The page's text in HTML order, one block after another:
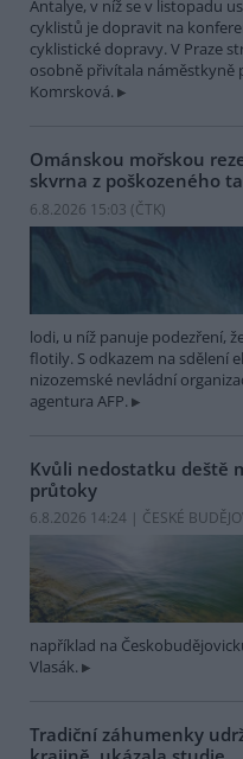
Antalye, v níž se v listopadu
cyklistů je dopravit na
cyklistické dopravy. V Praze
osobně přivítala náměstkyně
Komrsková.
Ománskou mořskou
skvrna z poškozeného
6.8.2026 15:03 (ČTK)
lodi, u níž panuje podezření,
flotily. S odkazem na sdělení
nizozemské nevládní
agentura AFP.
Kvůli nedostatku deště
průtoky
6.8.2026 14:24 | ČESKÉ
například na
Vlasák.
Tradiční záhumenky